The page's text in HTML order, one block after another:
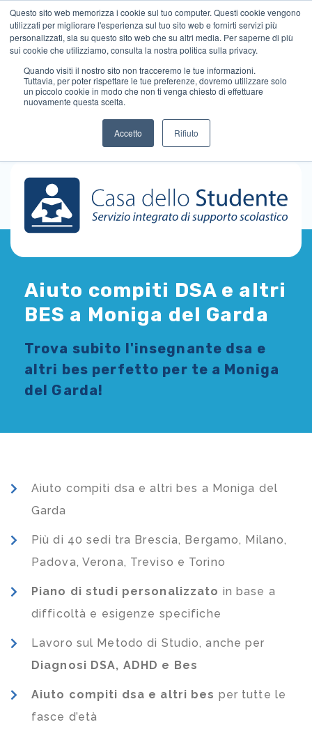
Questo sito web memorizza i cookie sul tuo computer. Questi cookie vengono
utilizzati per migliorare l'esperienza sul tuo sito web e fornirti servizi più
personalizzati, sia su questo sito web che su altri media. Per saperne di più
sui cookie che utilizziamo, consulta la nostra politica sulla privacy.
Quando visiti il ​​nostro sito non tracceremo le tue informazioni.
Tuttavia, per poter rispettare le tue preferenze, dovremo utilizzare solo
un piccolo cookie in modo che non ti venga chiesto di effettuare
nuovamente questa scelta.
Accetto Rifiuto
Aiuto compiti DSA e altri
BES a Moniga del Garda
Trova subito l'insegnante dsa e
altri bes perfetto per te a Moniga
del Garda!
Aiuto compiti dsa e altri bes a Moniga del
Garda
Più di 40 sedi tra Brescia, Bergamo, Milano,
Padova, Verona, Treviso e Torino
Piano di studi personalizzato in base a
difficoltà e esigenze specifiche
Lavoro sul Metodo di Studio, anche per
Diagnosi DSA, ADHD e Bes
Aiuto compiti dsa e altri bes per tutte le
fasce d’età